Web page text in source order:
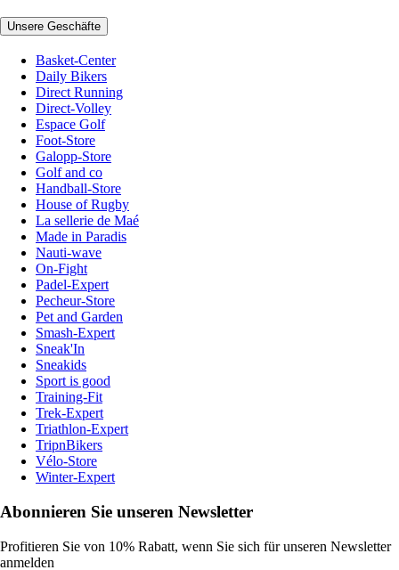
Unsere Geschäfte
Basket-Center
Daily Bikers
Direct Running
Direct-Volley
Espace Golf
Foot-Store
Galopp-Store
Golf and co
Handball-Store
House of Rugby
La sellerie de Maé
Made in Paradis
Nauti-wave
On-Fight
Padel-Expert
Pecheur-Store
Pet and Garden
Smash-Expert
Sneak'In
Sneakids
Sport is good
Training-Fit
Trek-Expert
Triathlon-Expert
TripnBikers
Vélo-Store
Winter-Expert
Abonnieren Sie unseren Newsletter
Profitieren Sie von 10% Rabatt, wenn Sie sich für unseren Newsletter
anmelden